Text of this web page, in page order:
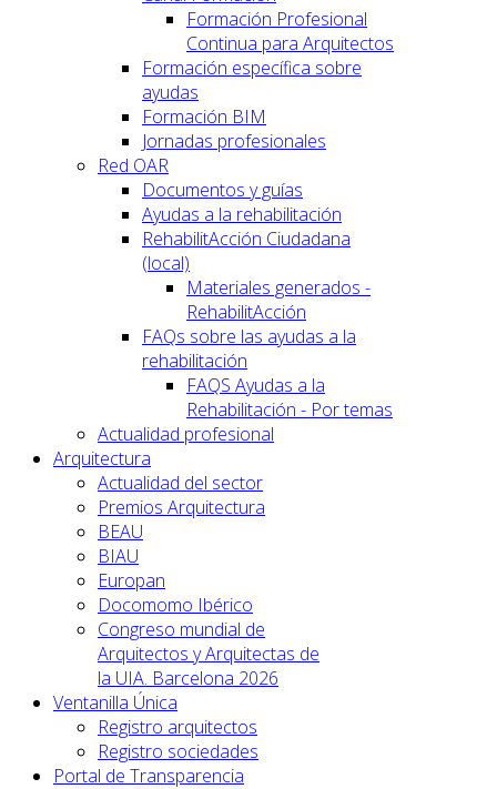
Formación Profesional
Continua para Arquitectos
Formación específica sobre
ayudas
Formación BIM
Jornadas profesionales
Red OAR
Documentos y guías
Ayudas a la rehabilitación
RehabilitAcción Ciudadana
(local)
Materiales generados -
RehabilitAcción
FAQs sobre las ayudas a la
rehabilitación
FAQS Ayudas a la
Rehabilitación - Por temas
Actualidad profesional
Arquitectura
Actualidad del sector
Premios Arquitectura
BEAU
BIAU
Europan
Docomomo Ibérico
Congreso mundial de
Arquitectos y Arquitectas de
la UIA. Barcelona 2026
Ventanilla Única
Registro arquitectos
Registro sociedades
Portal de Transparencia